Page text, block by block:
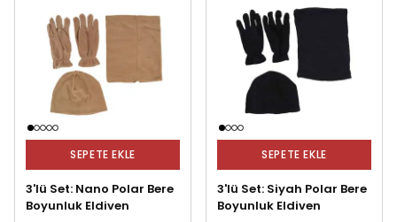
SEPETE EKLE
3'lü Set: Nano Polar Bere
Boyunluk Eldiven
SEPETE EKLE
3'lü Set: Siyah Polar Bere
Boyunluk Eldiven